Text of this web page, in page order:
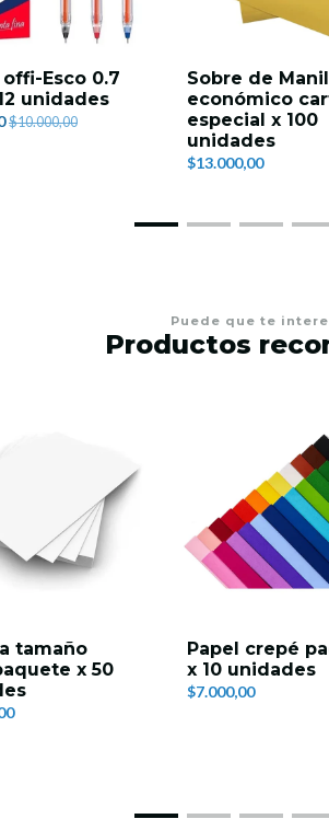
offi-Esco 0.7
unidades
$10.000,00
Sobre de
económico
especial x 100
unidades
$13.000,00
Puede que te
Productos
tamaño
x 50
Papel crepé
x 10 unidades
$7.000,00